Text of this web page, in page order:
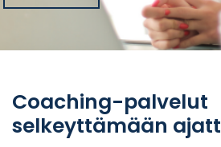
Coaching-palvelut
selkeyttämään